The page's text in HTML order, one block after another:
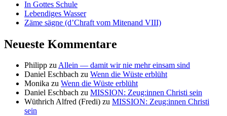
In Gottes Schule
Lebendiges Wasser
Zäme sägne (d’Chraft vom Mitenand VIII)
Neueste Kommentare
Philipp zuAllein — damit wir nie mehr einsam sind
Daniel Eschbach zu Wenn die Wüste erblüht
Monika zu Wenn die Wüste erblüht
Daniel Eschbach zu MISSION: Zeug:innen Christi sein
Wüthrich Alfred (Fredi) zu MISSION: Zeug:innen Christi
sein